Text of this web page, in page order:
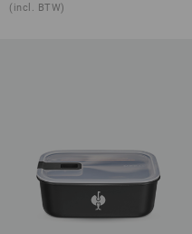
(incl. BTW)